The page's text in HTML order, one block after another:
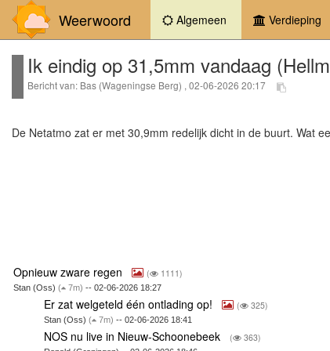
Weerwoord Algemeen (current)Verdieping
Ik eindig op 31,5mm vandaag
Bericht van: Bas (Wageningse Berg) , 02-06-2026 20:17
De Netatmo zat er met 30,9mm redelijk dicht in de buurt. Wat
Opnieuw zware regen ( 1111)
Stan (Oss) ( 7m) -- 02-06-2026 18:27
Er zat welgeteld één ontlading op! ( 325)
Stan (Oss)( 7m) -- 02-06-2026 18:41
NOS nu live in Nieuw-Schoonebeek ( 363)